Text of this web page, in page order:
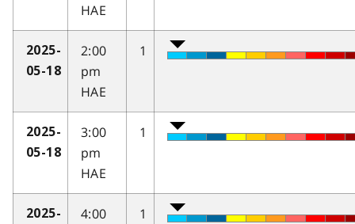
HAE
2025-
05-18
2:00
pm
HAE
1
2025-
05-18
3:00
pm
HAE
1
2025-
4:00
1